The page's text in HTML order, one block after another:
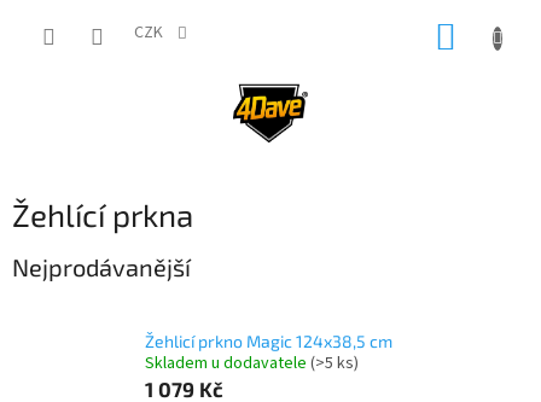
CZK
Žehlící prkna
Nejprodávanější
Žehlicí prkno Magic 124x38,5 cm
Skladem u dodavatele (>5 ks)
1 079 Kč